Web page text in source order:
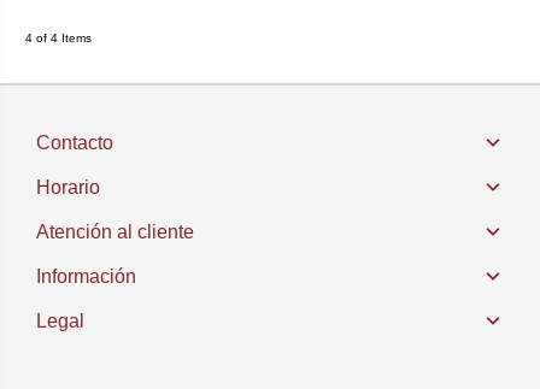
4 of 4 Items
Contacto
Horario
Atención al cliente
Información
Legal